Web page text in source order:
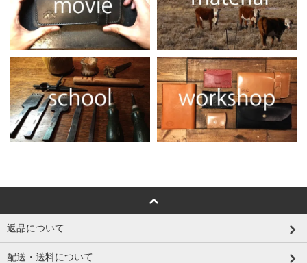
返品について
配送・送料について